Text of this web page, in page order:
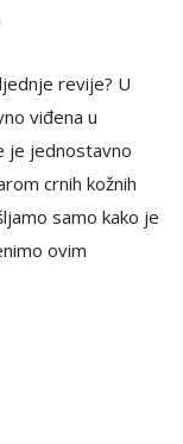
revije? U
viđena u
je jednostavno
crnih kožnih
samo kako je
ovim